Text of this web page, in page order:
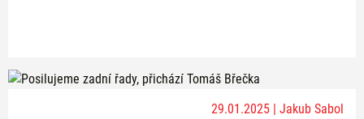
29.01.2025 | Jakub Sabol